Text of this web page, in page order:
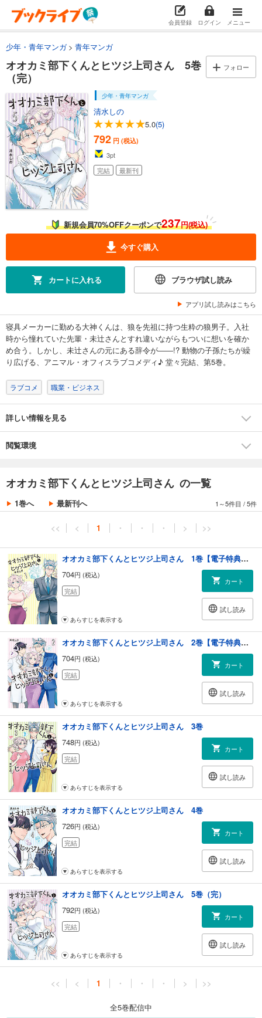
会員登録 ログイン メニュー
少年・青年マンガ 青年マンガ
オオカミ部下くんとヒツジ上司さん 5巻
（完）
フォロー
少年・青年マンガ
清水しの
5.0(5)
792 円 (税込)
3pt
完結
最新刊
新規会員70%OFFクーポンで237円(税込)
今すぐ購入
カートに入れる ブラウザ試し読み
アプリ試し読みはこちら
寝具メーカーに勤める大神くんは、狼を先祖に持つ生粋の狼男子。入社
時から憧れていた先輩・未辻さんとすれ違いながらもついに想いを確か
め合う。しかし、未辻さんの元にある辞令が――!? 動物の子孫たちが繰
り広げる、アニマル・オフィスラブコメディ♪ 堂々完結、第5巻。
ラブコメ 職業・ビジネス
詳しい情報を見る
閲覧環境
オオカミ部下くんとヒツジ上司さん の一覧
1巻へ 最新刊へ 1～5件目 /5件
<< < 1 ・ ・ ・ > >>
オオカミ部下くんとヒツジ上司さん 1巻【電子特典付き】
704円 (税込)
完結
カート
試し読み
あらすじを表示する
オオカミ部下くんとヒツジ上司さん 2巻【電子特典付き】
704円 (税込)
完結
カート
試し読み
あらすじを表示する
オオカミ部下くんとヒツジ上司さん 3巻
748円 (税込)
完結
カート
試し読み
あらすじを表示する
オオカミ部下くんとヒツジ上司さん 4巻
726円 (税込)
完結
カート
試し読み
あらすじを表示する
オオカミ部下くんとヒツジ上司さん 5巻（完）
792円 (税込)
完結
カート
試し読み
あらすじを表示する
<< < 1 ・ ・ ・ > >>
全5巻配信中